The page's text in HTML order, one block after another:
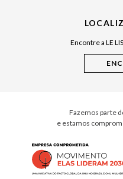
Cuidados CasaEncontre a LE
Fazemos parte
e estamos